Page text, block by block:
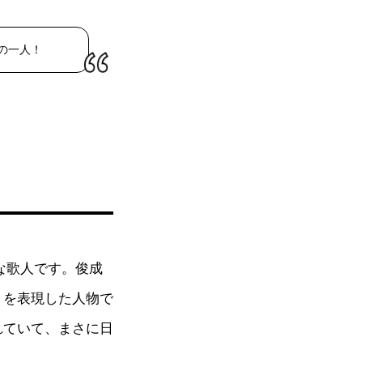
一人！
歌人です。俊成
表現した人物で
いて、まさに日